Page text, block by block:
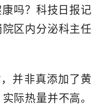
吗？科技日报记
区内分泌科主任
并非真添加了黄
际热量并不高。